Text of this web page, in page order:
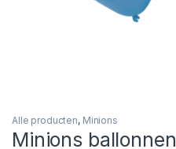
Alle producten, Minions
Minions ballonnen